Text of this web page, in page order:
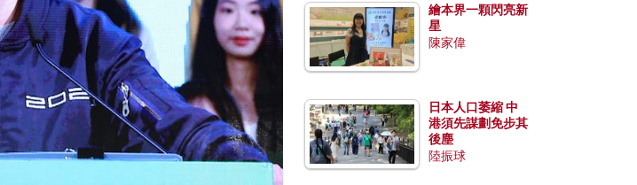
繪本界一顆閃亮新
星
陳家偉
日本人口萎縮 中
港須先謀劃免步其
後塵
陸振球